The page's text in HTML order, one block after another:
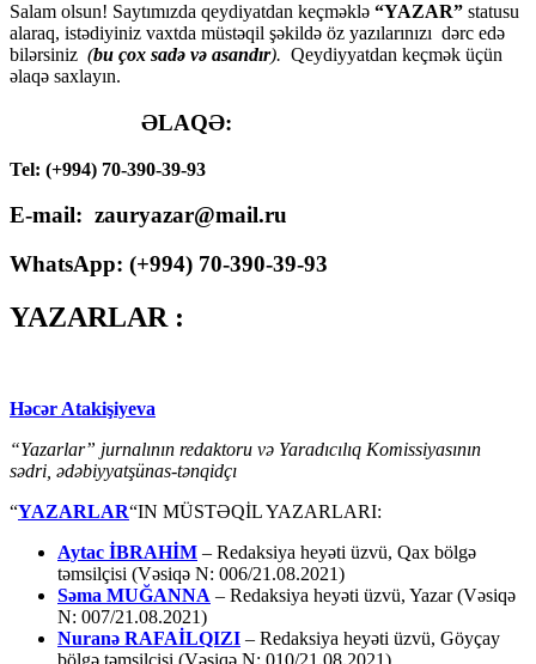
Salam olsun! Saytımızda qeydiyatdan keçməklə “YAZAR” statusu
alaraq, istədiyiniz vaxtda müstəqil şəkildə öz yazılarınızı dərc edə
bilərsiniz (bu çox sadə və asandır). Qeydiyyatdan keçmək üçün
əlaqə saxlayın.
ƏLAQƏ:
Tel: (+994) 70-390-39-93
E-mail: zauryazar@mail.ru
WhatsApp: (+994) 70-390-39-93
YAZARLAR :
Həcər Atakişiyeva
“Yazarlar” jurnalının redaktoru və Yaradıcılıq Komissiyasının
sədri, ədəbiyyatşünas-tənqidçı
“YAZARLAR“IN MÜSTƏQİL YAZARLARI:
Aytac İBRAHİM – Redaksiya heyəti üzvü, Qax bölgə
təmsilçisi (Vəsiqə N: 006/21.08.2021)
Səma MUĞANNA – Redaksiya heyəti üzvü, Yazar (Vəsiqə
N: 007/21.08.2021)
Nuranə RAFAİLQIZI – Redaksiya heyəti üzvü, Göyçay
bölgə təmsilçisi (Vəsiqə N: 010/21.08.2021)